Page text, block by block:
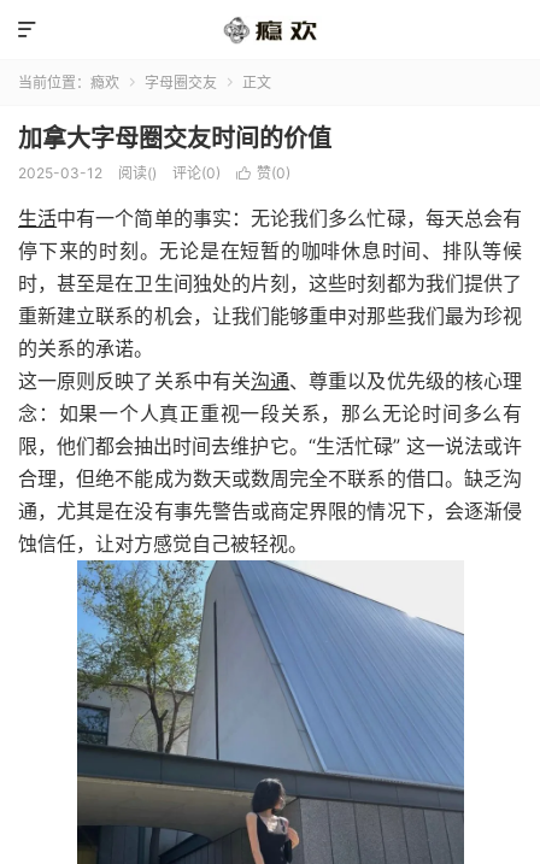

当前位置： 瘾欢  字母圈交友  正文
加拿大字母圈交友时间的价值
2025-03-12 阅读() 评论(0)  赞(0)
生活中有一个简单的事实：无论我们多么忙碌，每天总会有
停下来的时刻。无论是在短暂的咖啡休息时间、排队等候
时，甚至是在卫生间独处的片刻，这些时刻都为我们提供了
重新建立联系的机会，让我们能够重申对那些我们最为珍视
的关系的承诺。
这一原则反映了关系中有关沟通、尊重以及优先级的核心理
念：如果一个人真正重视一段关系，那么无论时间多么有
限，他们都会抽出时间去维护它。“生活忙碌” 这一说法或许
合理，但绝不能成为数天或数周完全不联系的借口。缺乏沟
通，尤其是在没有事先警告或商定界限的情况下，会逐渐侵
蚀信任，让对方感觉自己被轻视。